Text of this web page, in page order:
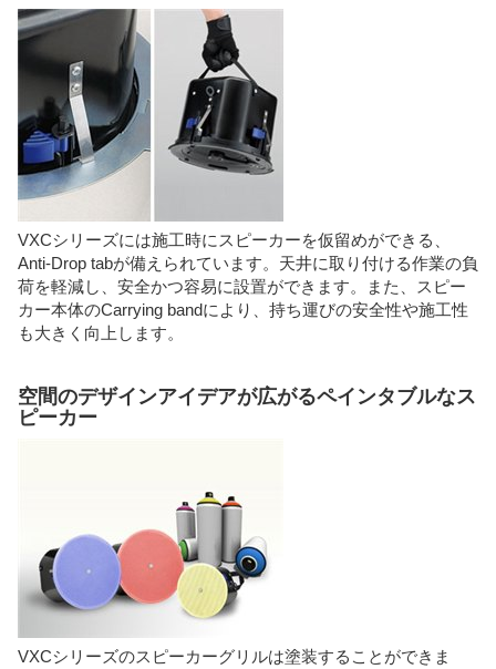
VXCシリーズには施工時にスピーカーを仮留めができる、
Anti-Drop tabが備えられています。天井に取り付ける作業の負
荷を軽減し、安全かつ容易に設置ができます。また、スピー
カー本体のCarrying bandにより、持ち運びの安全性や施工性
も大きく向上します。
空間のデザインアイデアが広がるペインタブルなス
ピーカー
VXCシリーズのスピーカーグリルは塗装することができま